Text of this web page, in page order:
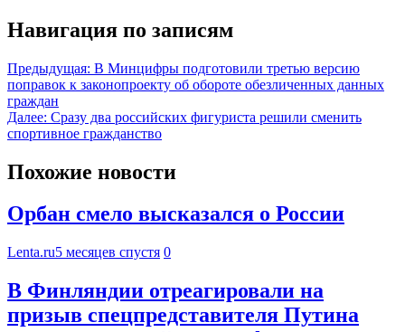
Навигация по записям
Предыдущая: В Минцифры подготовили третью версию
поправок к законопроекту об обороте обезличенных данных
граждан
Далее: Сразу два российских фигуриста решили сменить
спортивное гражданство
Похожие новости
Орбан смело высказался о России
Lenta.ru5 месяцев спустя 0
В Финляндии отреагировали на
призыв спецпредставителя Путина